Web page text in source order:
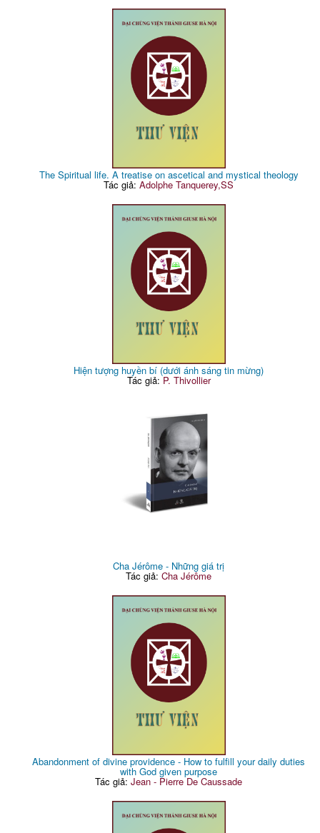
The Spiritual life. A treatise on ascetical and mystical theology
Tác giả:Adolphe Tanquerey,SS
Hiện tượng huyền bí (dưới ánh sáng tin mừng)
Tác giả:P. Thivollier
Cha Jérôme - Những giá trị
Tác giả:Cha Jérôme
Abandonment of divine providence - How to fulfill your daily duties
with God given purpose
Tác giả:Jean - Pierre De Caussade